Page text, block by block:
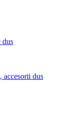
dus
accesorii dus